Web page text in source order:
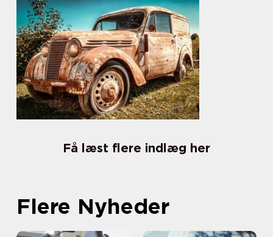
Få læst flere indlæg her
Flere Nyheder